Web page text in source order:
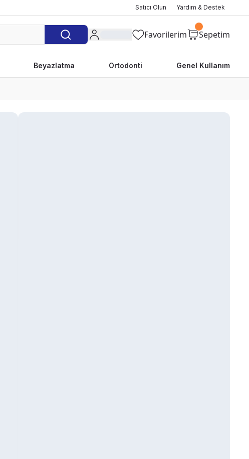
Satıcı Olun Yardım & Destek
Favorilerim Sepetim
Beyazlatma Ortodonti Genel Kullanım